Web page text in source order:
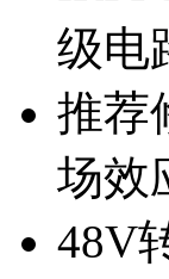
级电
推荐
场效
48V